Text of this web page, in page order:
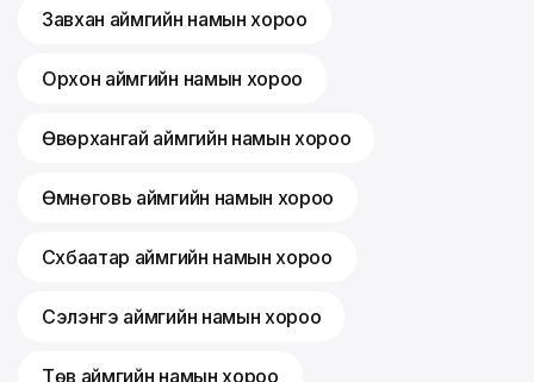
Завхан аймгийн намын хороо
Орхон аймгийн намын хороо
Өвөрхангай аймгийн намын хороо
Өмнөговь аймгийн намын хороо
Сүхбаатар аймгийн намын хороо
Сэлэнгэ аймгийн намын хороо
Төв аймгийн намын хороо